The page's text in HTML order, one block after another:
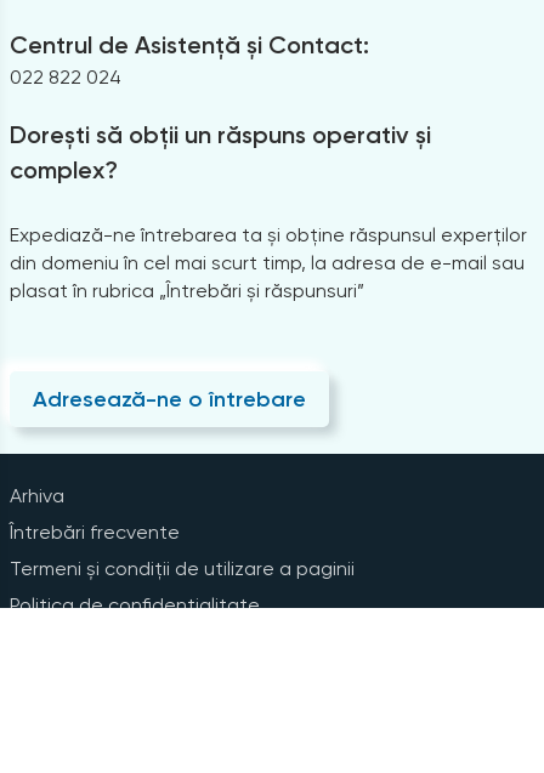
Centrul de Asistență și Contact:
022 822 024
Dorești să obții un răspuns operativ și
complex?
Expediază-ne întrebarea ta și obține răspunsul experților
din domeniu în cel mai scurt timp, la adresa de e-mail sau
plasat în rubrica „Întrebări și răspunsuri”
Adresează-ne o întrebare
Arhiva
Întrebări frecvente
Termeni și condiții de utilizare a paginii
Politica de confidențialitate